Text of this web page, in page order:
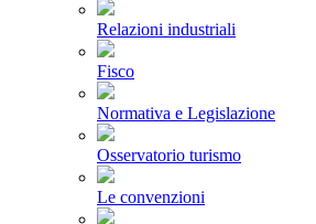
Relazioni industriali
Fisco
Normativa e Legislazione
Osservatorio turismo
Le convenzioni